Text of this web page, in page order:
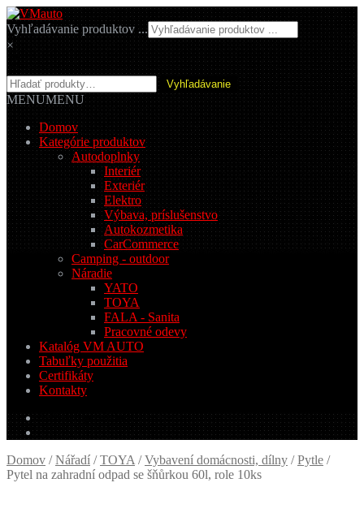
Preskočiť
na
navigáciu
Preskočiť
na
obsah
Vyhľadávanie produktov ...
×
Hľadať: Vyhľadávanie
MENUMENU
Domov
Kategórie produktov
Autodoplnky
Interiér
Exteriér
Elektro
Výbava, príslušenstvo
Autokozmetika
CarCommerce
Camping - outdoor
Náradie
YATO
TOYA
FALA - Sanita
Pracovné odevy
Katalóg VM AUTO
Tabuľky použitia
Certifikáty
Kontakty
0.00 € 0 produktov
Domov /Nářadí /TOYA /Vybavení domácnosti, dílny /Pytle /
Pytel na zahradní odpad se šňůrkou 60l, role 10ks